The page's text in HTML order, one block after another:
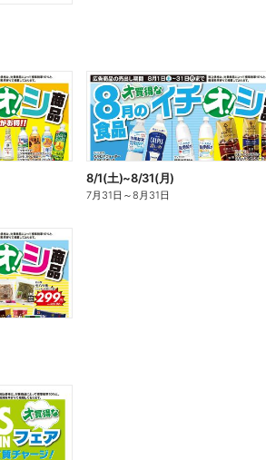
8/1(土)~8/31(月)
7月31日 ～8月31日